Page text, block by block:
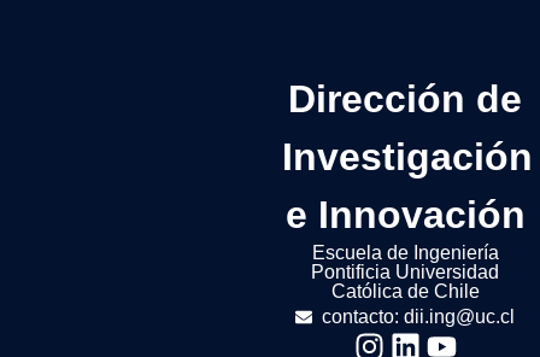
Dirección de
Investigación
e Innovación
Escuela de Ingeniería
Pontificia Universidad
Católica de Chile
contacto: dii.ing@uc.cl